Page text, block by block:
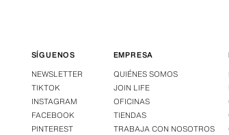
SÍGUENOS
NEWSLETTER
TIKTOK
INSTAGRAM
FACEBOOK
PINTEREST
EMPRESA
QUIÉNES SOMOS
JOIN LIFE
OFICINAS
TIENDAS
TRABAJA CON NOSOTROS